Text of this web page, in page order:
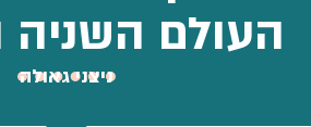
ניצני גאולה
העולם השניה